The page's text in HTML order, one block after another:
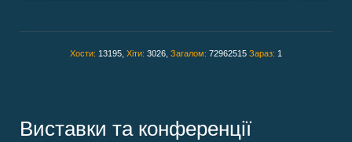
Хости: 13195, Хіти: 3026, Загалом: 72962515 Зараз: 1
Виставки та конференції